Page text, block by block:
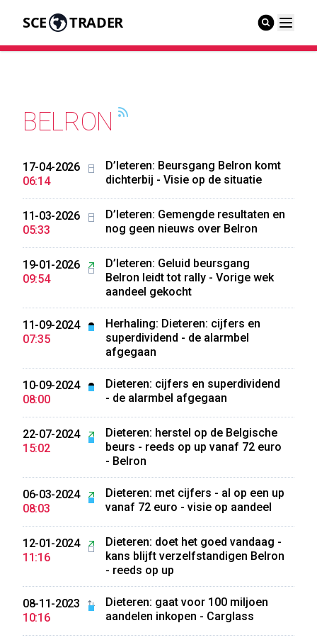
SCE TRADER
BELRON
17-04-2026
06:14
D’Ieteren: Beursgang Belron komt
dichterbij - Visie op de situatie
11-03-2026
05:33
D’Ieteren: Gemengde resultaten en
nog geen nieuws over Belron
19-01-2026
09:54
D’Ieteren: Geluid beursgang
Belron leidt tot rally - Vorige wek
aandeel gekocht
11-09-2024
07:35
Herhaling: Dieteren: cijfers en
superdividend - de alarmbel
afgegaan
10-09-2024
08:00
Dieteren: cijfers en superdividend
- de alarmbel afgegaan
22-07-2024
15:02
Dieteren: herstel op de Belgische
beurs - reeds op up vanaf 72 euro
- Belron
06-03-2024
08:03
Dieteren: met cijfers - al op een up
vanaf 72 euro - visie op aandeel
12-01-2024
11:16
Dieteren: doet het goed vandaag -
kans blijft verzelfstandigen Belron
- reeds op up
08-11-2023
10:16
Dieteren: gaat voor 100 miljoen
aandelen inkopen - Carglass